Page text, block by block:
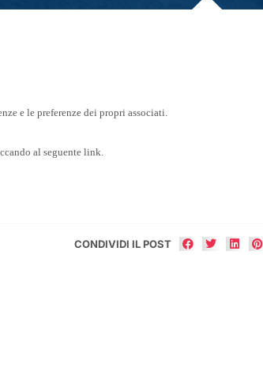
e le preferenze dei propri associati.
al seguente link.
CONDIVIDI IL POST